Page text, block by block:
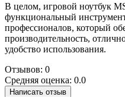
В целом, игровой ноутбук
функциональный
профессионалов, который
производительность,
удобство использования.
Отзывов: 0
Средняя оценка: 0.0
Написать отзыв